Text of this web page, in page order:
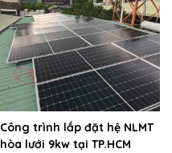
Công trình lắp đặt hệ NLMT
hòa lưới 9kw tại TP.HCM